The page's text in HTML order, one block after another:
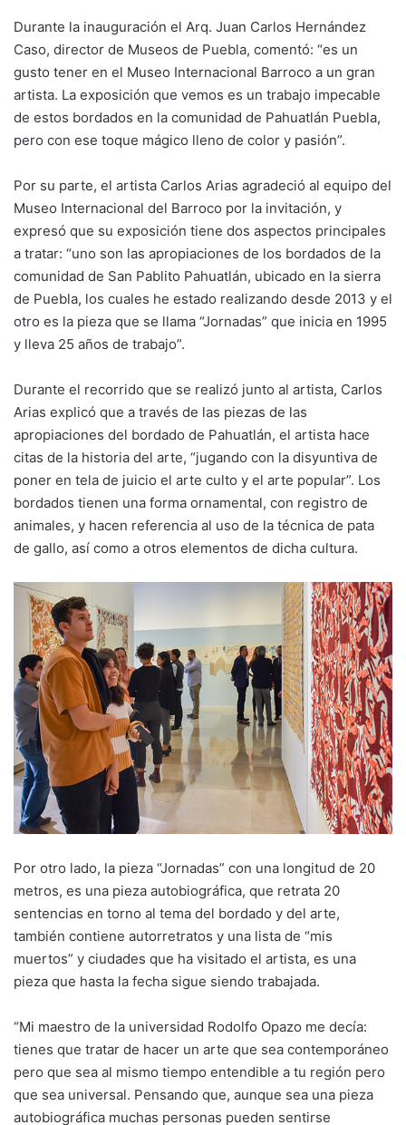
Durante la inauguración el Arq. Juan Carlos Hernández
Caso, director de Museos de Puebla, comentó: “es un
gusto tener en el Museo Internacional Barroco a un gran
artista. La exposición que vemos es un trabajo impecable
de estos bordados en la comunidad de Pahuatlán Puebla,
pero con ese toque mágico lleno de color y pasión”.
Por su parte, el artista Carlos Arias agradeció al equipo del
Museo Internacional del Barroco por la invitación, y
expresó que su exposición tiene dos aspectos principales
a tratar: “uno son las apropiaciones de los bordados de la
comunidad de San Pablito Pahuatlán, ubicado en la sierra
de Puebla, los cuales he estado realizando desde 2013 y el
otro es la pieza que se llama “Jornadas” que inicia en 1995
y lleva 25 años de trabajo”.
Durante el recorrido que se realizó junto al artista, Carlos
Arias explicó que a través de las piezas de las
apropiaciones del bordado de Pahuatlán, el artista hace
citas de la historia del arte, “jugando con la disyuntiva de
poner en tela de juicio el arte culto y el arte popular”. Los
bordados tienen una forma ornamental, con registro de
animales, y hacen referencia al uso de la técnica de pata
de gallo, así como a otros elementos de dicha cultura.
Por otro lado, la pieza “Jornadas” con una longitud de 20
metros, es una pieza autobiográfica, que retrata 20
sentencias en torno al tema del bordado y del arte,
también contiene autorretratos y una lista de “mis
muertos” y ciudades que ha visitado el artista, es una
pieza que hasta la fecha sigue siendo trabajada.
“Mi maestro de la universidad Rodolfo Opazo me decía:
tienes que tratar de hacer un arte que sea contemporáneo
pero que sea al mismo tiempo entendible a tu región pero
que sea universal. Pensando que, aunque sea una pieza
autobiográfica muchas personas pueden sentirse